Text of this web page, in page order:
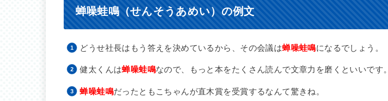
蝉噪蛙鳴（せんそうあめい）の例文
どうせ社長はもう答えを決めているから、その会議は蝉噪蛙鳴になるでしょう。
健太くんは蝉噪蛙鳴なので、もっと本をたくさん読んで文章力を磨くといいです。
蝉噪蛙鳴だったともこちゃんが直木賞を受賞するなんて驚きね。